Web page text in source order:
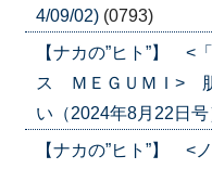
4/09/02) (0793)
【ナカの”ヒト”】 <
ス ＭＥＧＵＭＩ>
い（2024年8月22日
【ナカの”ヒト”】